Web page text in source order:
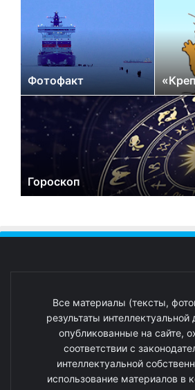
Фотофакт
Гороскоп
Все материалы (тексты,
результаты интеллектуальной
опубликованные на сайте,
соответствии с
интеллектуальной
использование материалов в